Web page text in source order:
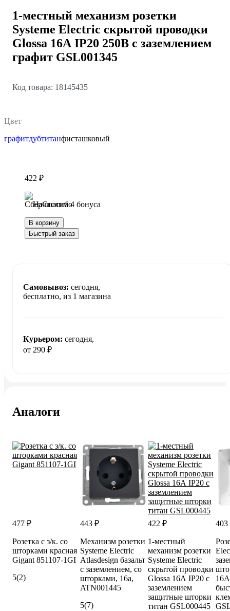
1-местный механизм розетки
Systeme Electric скрытой проводки
Glossa 16А IP20 250В с заземлением
графит GSL001345
Код товара: 18145435
Цвет
графитдубтитанфисташковый
422 ₽
Начислим 4 бонуса
В корзину
Быстрый заказ
Самовывоз: сегодня,
бесплатно, из 1 магазина
Курьером: сегодня,
от 290 ₽
Аналоги
477 ₽
Розетка с з/к. со
шторками красная
Gigant 851107-1GI
5(2)
443 ₽
Механизм розетки
Systeme Electric
Atlasdesign базальт
с заземлением, со
шторками, 16а,
ATN001445
5(7)
422 ₽
1-местный
механизм розетки
Systeme Electric
скрытой проводки
Glossa 16А IP20 с
заземлением
защитные шторки
титан GSL000445
403